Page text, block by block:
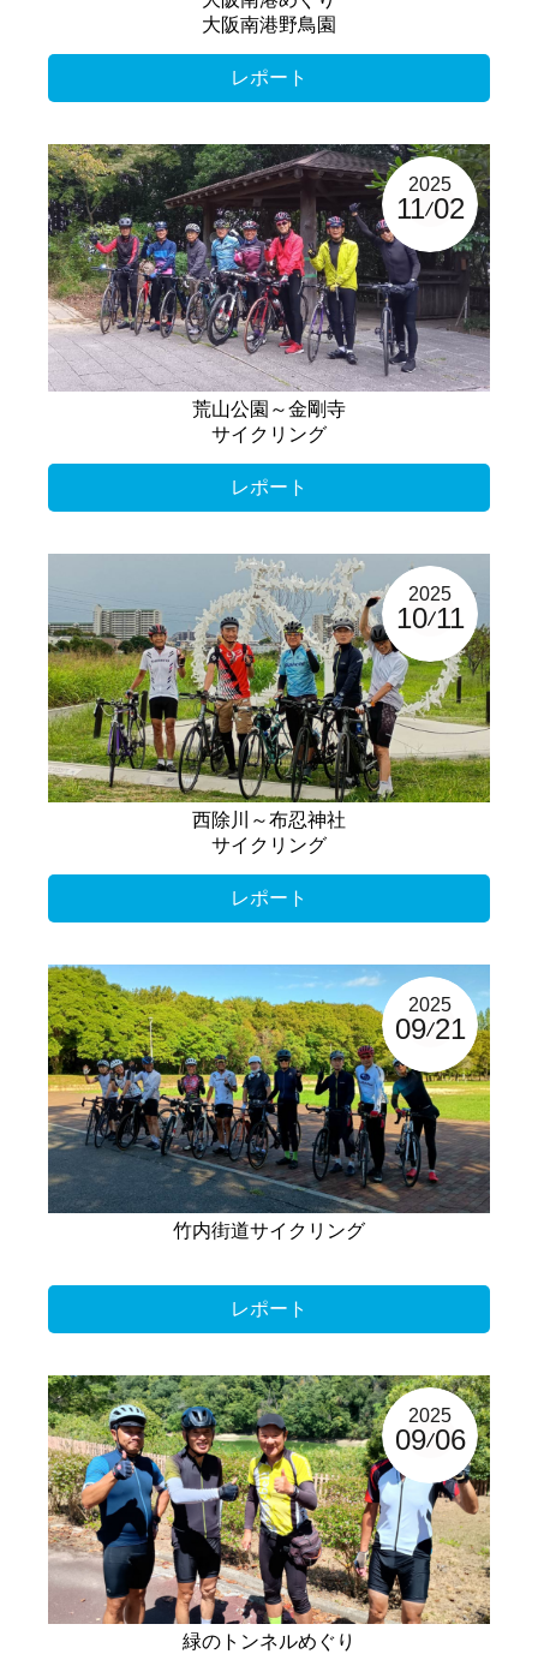
大阪南港野鳥園
レポート
2025
11 02
荒山公園～金剛寺
サイクリング
レポート
2025
10 11
西除川～布忍神社
サイクリング
レポート
2025
09 21
竹内街道サイクリング
レポート
2025
09 06
緑のトンネルめぐり